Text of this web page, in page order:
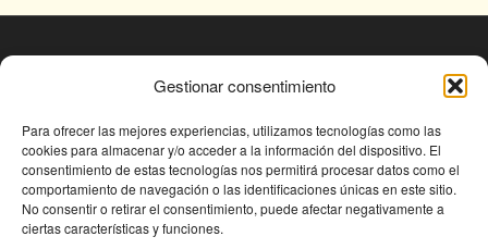
Gestionar consentimiento
Para ofrecer las mejores experiencias, utilizamos tecnologías como las
cookies para almacenar y/o acceder a la información del dispositivo. El
consentimiento de estas tecnologías nos permitirá procesar datos como el
comportamiento de navegación o las identificaciones únicas en este sitio.
No consentir o retirar el consentimiento, puede afectar negativamente a
ciertas características y funciones.
© Fundación Conjunto Paleontológico de Teruel
Avda. Sagunto s/n, 44002 TERUEL,
Tlf: +34 978 61 76 30, email:
fundapolis@fundaciondinopolis.org